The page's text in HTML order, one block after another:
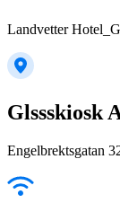
Landvetter
Glssskiosk
Engelbrektsgatan